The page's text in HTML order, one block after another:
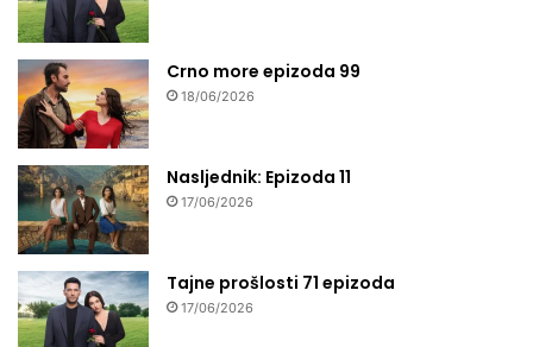
Crno more epizoda 99
18/06/2026
Nasljednik: Epizoda 11
17/06/2026
Tajne prošlosti 71 epizoda
17/06/2026